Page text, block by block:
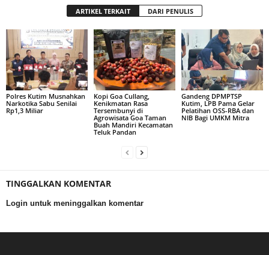
ARTIKEL TERKAIT DARI PENULIS
Polres Kutim Musnahkan
Narkotika Sabu Senilai
Rp1,3 Miliar
Kopi Goa Cullang,
Kenikmatan Rasa
Tersembunyi di
Agrowisata Goa Taman
Buah Mandiri Kecamatan
Teluk Pandan
Gandeng DPMPTSP
Kutim, LPB Pama Gelar
Pelatihan OSS-RBA dan
NIB Bagi UMKM Mitra
TINGGALKAN KOMENTAR
Login untuk meninggalkan komentar